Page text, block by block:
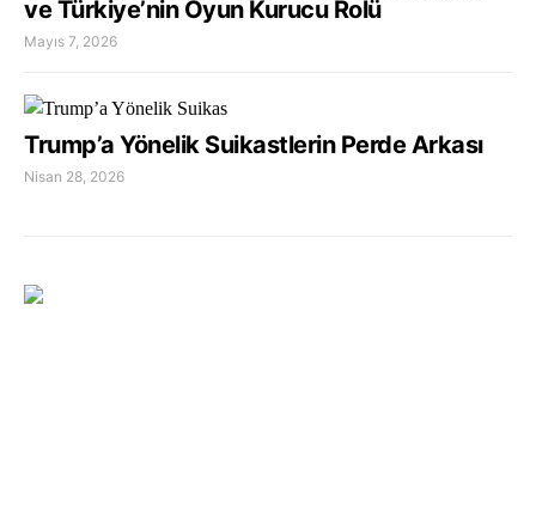
ve Türkiye’nin Oyun Kurucu Rolü
Mayıs 7, 2026
Trump’a Yönelik Suikastlerin Perde Arkası
Nisan 28, 2026